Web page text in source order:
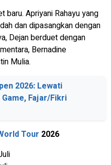
baru. Apriyani Rahayu yang
dan dipasangkan dengan
Dejan berduet dengan
Bernadine
Mulia.
2026: Lewati
Fajar/Fikri
Tour 2026